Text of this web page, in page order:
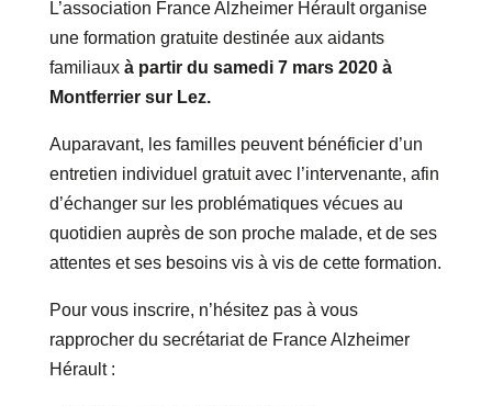
L’association France Alzheimer Hérault organise
une formation gratuite destinée aux aidants
familiaux à partir du samedi 7 mars 2020 à
Montferrier sur Lez.
Auparavant, les familles peuvent bénéficier d’un
entretien individuel gratuit avec l’intervenante, afin
d’échanger sur les problématiques vécues au
quotidien auprès de son proche malade, et de ses
attentes et ses besoins vis à vis de cette formation.
Pour vous inscrire, n’hésitez pas à vous
rapprocher du secrétariat de France Alzheimer
Hérault :